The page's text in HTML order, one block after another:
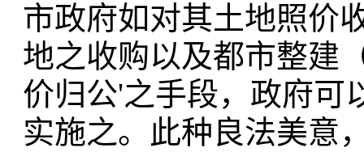
市政府如对其土地照价
地之收购以及都市整建
价归公'之手段，政府可
实施之。此种良法美意